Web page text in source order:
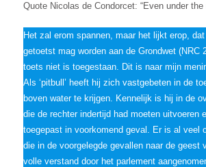
Quote Nicolas de Condorcet: “Even under
Het zal erom spannen, maar het lijkt erop,
getoetst mag worden aan de Grondwet
toets niet is toegestaan. Dit is naar mijn
Als ‘pitbull’ heeft hij zich vastgebeten in de
boven water te krijgen. Kennelijk is hij in de
die de rechter indertijd had moeten uitvoeren
toegepast in voorkomend geval. Er is al veel
die in de voorgelegde gevallen naar de
volle verstand door het parlement